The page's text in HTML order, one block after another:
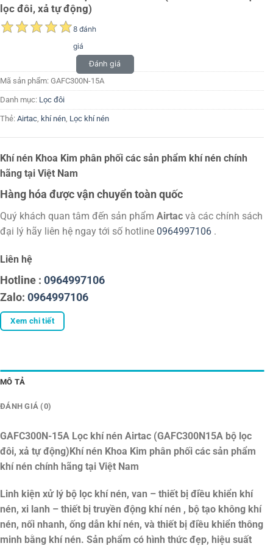
lọc đôi, xả tự động)
8 đánh
giá
Đánh giá
Mã sản phẩm: GAFC300N-15A
Danh mục: Lọc đôi
Thẻ: Airtac, khí nén, Lọc khí nén
Khí nén Khoa Kim phân phối các sản phẩm khí nén chính
hãng tại Việt Nam
Hàng hóa được vận chuyển toàn quốc
Quý khách quan tâm đến sản phẩm Airtac và các chính sách
đại lý hãy liên hệ ngay tới số hotline 0964997106 .
Liên hệ
Hotline : 0964997106
Zalo: 0964997106
Xem chi tiết
MÔ TẢ
ĐÁNH GIÁ (0)
GAFC300N-15A Lọc khí nén Airtac (GAFC300N15A bộ lọc
đôi, xả tự động)Khí nén Khoa Kim phân phối các sản phẩm
khí nén chính hãng tại Việt Nam
Linh kiện xử lý bộ lọc khí nén, van – thiết bị điều khiển khí
nén, xi lanh – thiết bị truyền động khí nén , bộ tạo không khí
nén, nối nhanh, ống dẫn khí nén, và thiết bị điều khiển thông
minh bằng khí nén. Sản phẩm có hình thức đẹp, hiệu suất